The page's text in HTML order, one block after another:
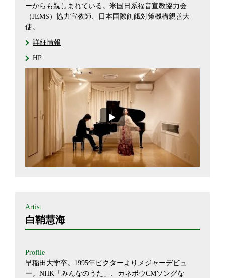
ーからも親しまれている。米国日系福音宣教協力会
（JEMS）協力宣教師、日本国際飢餓対策機構親善大
使。
詳細情報
HP
Artist
白鞘慧海
Profile
早稲田大学卒。1995年ビクターよりメジャーデビュ
ー。NHK「みんなのうた」、カネボウCMソングな